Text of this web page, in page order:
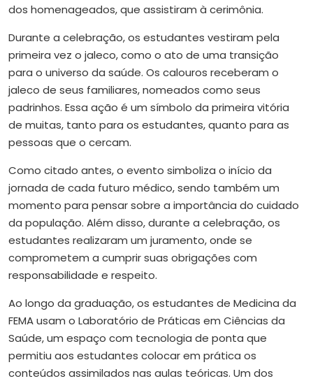
dos homenageados, que assistiram à cerimônia.
Durante a celebração, os estudantes vestiram pela
primeira vez o jaleco, como o ato de uma transição
para o universo da saúde. Os calouros receberam o
jaleco de seus familiares, nomeados como seus
padrinhos. Essa ação é um símbolo da primeira vitória
de muitas, tanto para os estudantes, quanto para as
pessoas que o cercam.
Como citado antes, o evento simboliza o início da
jornada de cada futuro médico, sendo também um
momento para pensar sobre a importância do cuidado
da população. Além disso, durante a celebração, os
estudantes realizaram um juramento, onde se
comprometem a cumprir suas obrigações com
responsabilidade e respeito.
Ao longo da graduação, os estudantes de Medicina da
FEMA usam o Laboratório de Práticas em Ciências da
Saúde, um espaço com tecnologia de ponta que
permitiu aos estudantes colocar em prática os
conteúdos assimilados nas aulas teóricas. Um dos